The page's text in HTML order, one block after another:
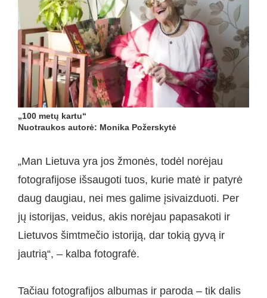
„100 metų kartu“
Nuotraukos autorė: Monika Požerskytė
„Man Lietuva yra jos žmonės, todėl norėjau
fotografijose išsaugoti tuos, kurie matė ir patyrė
daug daugiau, nei mes galime įsivaizduoti. Per
jų istorijas, veidus, akis norėjau papasakoti ir
Lietuvos šimtmečio istoriją, dar tokią gyvą ir
jautrią“, – kalba fotografė.
Tačiau fotografijos albumas ir paroda – tik dalis